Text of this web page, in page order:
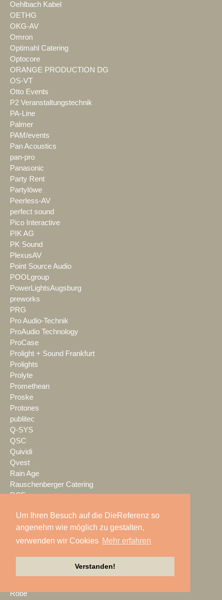
Um Ihren Besuch auf die DieReferenz so
angenehm wie möglich zu gestalten,
verwenden wir Cookies Mehr erfahren
Verstanden!
Oehlbach Kabel
OETHG
OKG-AV
Omron
Optimahl Catering
Optocore
ORANGE PRODUCTION DG
OS-VT
Otto Events
P2 Veranstaltungstechnik
PA-Line
Palmer
PAM/events
Pan Acoustics
pan-pro
Panasonic
Party Rent
Partylöwe
Peerless-AV
perfect sound
Pico Interactive
PIK AG
PK Sound
PlexusAV
Point Source Audio
POOLgroup
PowerLightsAugsburg
preworks
PRG
Pro Audio-Technik
ProAudio Technology
ProCase
Prolight + Sound Frankfurt
Prolights
Prolyte
Promethean
Proske
Protones
publitec
Q-SYS
QSC
Quividi
Qvest
Rain Age
Rauschenberger Catering
RCF
rent4event
RentalNet
Reprofil
Robe